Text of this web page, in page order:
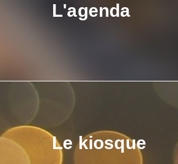
L'agenda
Le kiosque